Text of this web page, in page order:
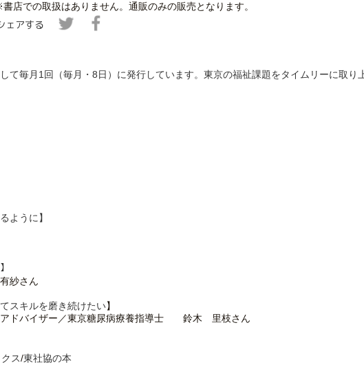
店での取扱はありません。通販のみの販売となります。
ェアする
て毎月1回（毎月・8日）に発行しています。東京の福祉課題をタイムリーに
ように】
】
紗さん
スキルを磨き続けたい】
バイザー／東京糖尿病療養指導士　　鈴木　里枝さん
ス/東社協の本